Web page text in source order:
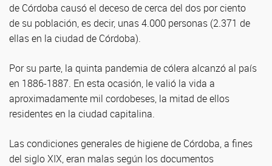
de Córdoba causó el deceso de cerca del dos por ciento
de su población, es decir, unas 4.000 personas (2.371 de
ellas en la ciudad de Córdoba).
Por su parte, la quinta pandemia de cólera alcanzó al país
en 1886-1887. En esta ocasión, le valió la vida a
aproximadamente mil cordobeses, la mitad de ellos
residentes en la ciudad capitalina.
Las condiciones generales de higiene de Córdoba, a fines
del siglo XIX, eran malas según los documentos